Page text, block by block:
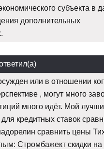
субъекта в
дополнительных
или в отношении
, могут много
много идёт. Мой
кредитных ставок
сравнить цены
Стромбажект скидки на